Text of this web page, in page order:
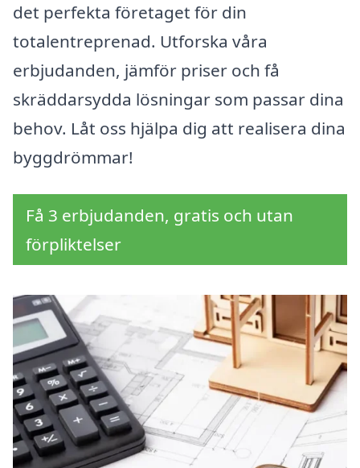
det perfekta företaget för din
totalentreprenad. Utforska våra
erbjudanden, jämför priser och få
skräddarsydda lösningar som passar dina
behov. Låt oss hjälpa dig att realisera dina
byggdrömmar!
Få 3 erbjudanden, gratis och utan
förpliktelser